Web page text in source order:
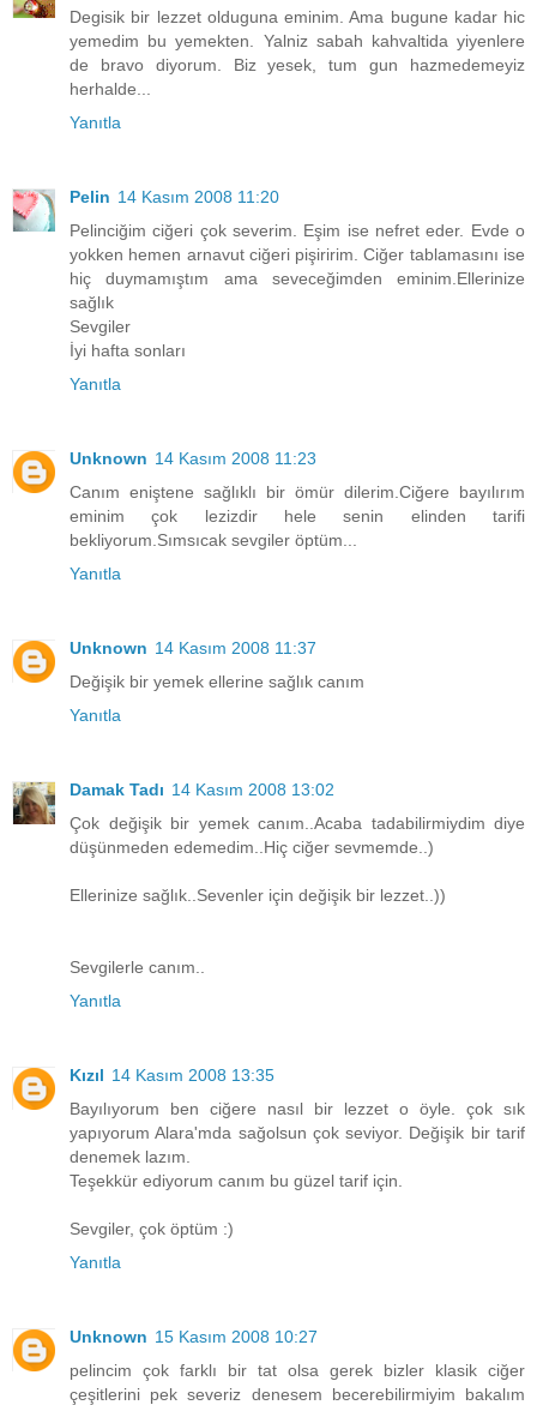
Degisik bir lezzet olduguna eminim. Ama bugune kadar hic
yemedim bu yemekten. Yalniz sabah kahvaltida yiyenlere
de bravo diyorum. Biz yesek, tum gun hazmedemeyiz
herhalde...
Yanıtla
Pelin 14 Kasım 2008 11:20
Pelinciğim ciğeri çok severim. Eşim ise nefret eder. Evde o
yokken hemen arnavut ciğeri pişiririm. Ciğer tablamasını ise
hiç duymamıştım ama seveceğimden eminim.Ellerinize
sağlık
Sevgiler
İyi hafta sonları
Yanıtla
Unknown 14 Kasım 2008 11:23
Canım eniştene sağlıklı bir ömür dilerim.Ciğere bayılırım
eminim çok lezizdir hele senin elinden tarifi
bekliyorum.Sımsıcak sevgiler öptüm...
Yanıtla
Unknown 14 Kasım 2008 11:37
Değişik bir yemek ellerine sağlık canım
Yanıtla
Damak Tadı 14 Kasım 2008 13:02
Çok değişik bir yemek canım..Acaba tadabilirmiydim diye
düşünmeden edemedim..Hiç ciğer sevmemde..)
Ellerinize sağlık..Sevenler için değişik bir lezzet..))
Sevgilerle canım..
Yanıtla
Kızıl 14 Kasım 2008 13:35
Bayılıyorum ben ciğere nasıl bir lezzet o öyle. çok sık
yapıyorum Alara'mda sağolsun çok seviyor. Değişik bir tarif
denemek lazım.
Teşekkür ediyorum canım bu güzel tarif için.
Sevgiler, çok öptüm :)
Yanıtla
Unknown 15 Kasım 2008 10:27
pelincim çok farklı bir tat olsa gerek bizler klasik ciğer
çeşitlerini pek severiz denesem becerebilirmiyim bakalım